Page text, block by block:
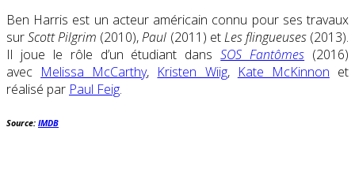
Ben Harris est un acteur américain connu pour ses travaux
surScott Pilgrim (2010),Paul (2011) etLes flingueuses(2013).
Il joue le rôle d’un étudiant dansSOS Fantômes (2016)
avec Melissa McCarthy, Kristen Wiig, Kate McKinnon et
réalisé par Paul Feig.
Source: IMDB